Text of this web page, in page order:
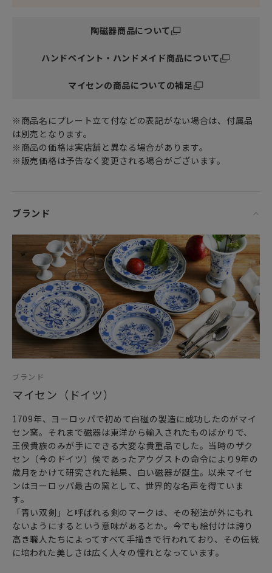
陶磁器商品について
ハンドペイント・ハンドメイド商品について
マイセンの商品についての補足
※商品名にプレート立て付などの表記がない場合は、付属品
は別売となります。
※商品の価格は実店舗と異なる場合があります。
※販売価格は予告なく変更される場合がございます。
ブランド
ブランド
マイセン（ドイツ）
1709年、ヨーロッパで初めて白磁の製造に成功したのがマイ
セン窯。それまで磁器は東洋から輸入されたものばかりで、
王侯貴族のみが手にできる大変な貴重品でした。当時のザク
セン（今のドイツ）侯であったアウグストの命令により9年の
歳月をかけて研究された結果、白い磁器が誕生。以来マイセ
ンはヨーロッパ最古の窯として、世界的な名声を得ていま
す。
「青い双剣」と呼ばれる剣のマークは、その秘法が外にもれ
ないようにするという意味があるとか。今でも絵付けは誇り
高き職人たちによってすべて手描きで行われており、その伝統
に培われた美しさは広く人々の憧れとなっています。